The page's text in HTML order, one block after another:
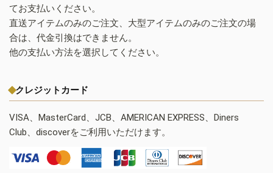
てお支払いください。
直送アイテムのみのご注文、大型アイテムのみのご注文の場
合は、代金引換はできません。
他の支払い方法を選択してください。
クレジットカード
VISA、MasterCard、JCB、AMERICAN EXPRESS、Diners
Club、discoverをご利用いただけます。